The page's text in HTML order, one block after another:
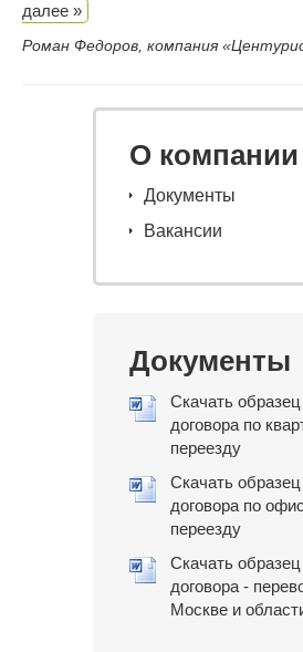
далее »
Роман Федоров, компания
О компании
Документы
Вакансии
Документы
Скачать образец
договора по
переезду
Скачать образец
договора по
переезду
Скачать образец
договора -
Москве и